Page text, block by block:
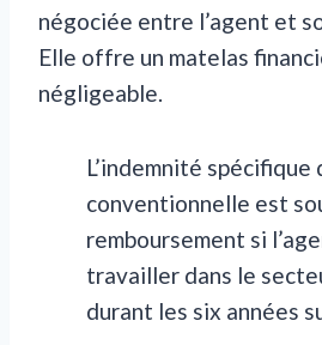
négociée entre l’agent et
Elle offre un matelas
négligeable.
L’indemnité spécifique
conventionnelle est
remboursement si
travailler dans le
durant les six années